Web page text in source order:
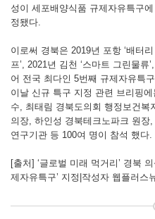
성이 세포배양식품 규제자유특구
정됐다.
이로써 경북은 2019년 포항 ‘배터
프’, 2021년 김천 ‘스마트 그린물류
어 전국 최다인 5번째 규제자유특
이날 신규 특구 지정 관련 브리핑
수, 최태림 경북도의회 행정보건복
의장, 하인성 경북테크노파크 원
연구기관 등 100여 명이 참석 했다.
[출처] ‘글로벌 미래 먹거리’ 경북
제자유특구’ 지정|작성자 웹플러스